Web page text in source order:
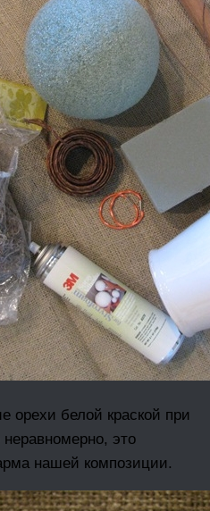
орехи белой краской при
это
нашей композиции.